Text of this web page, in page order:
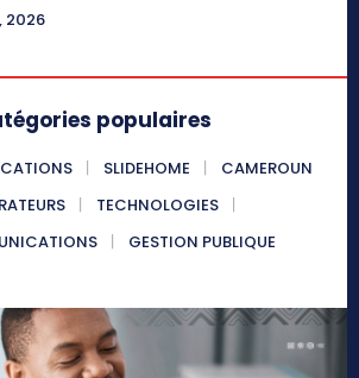
2026
populaires
SLIDEHOME
CAMEROUN
TECHNOLOGIES
GESTION PUBLIQUE